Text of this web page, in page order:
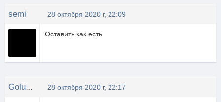
semi 28 октября 2020 г, 22:09
Оставить как есть
28 октября 2020 г, 22:17